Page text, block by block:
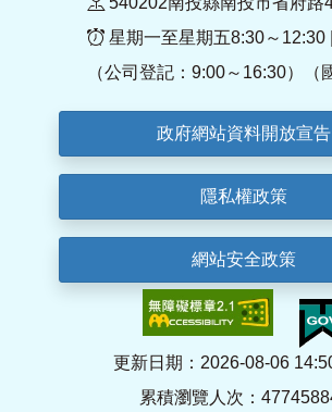
星期一至星期五8:30～12:30
（公司登記：9:00～16:30）（
政府網站資料開放宣告
隱私權政策
網站安全政策
更新日期：2026-08-06
累積瀏覽人次：